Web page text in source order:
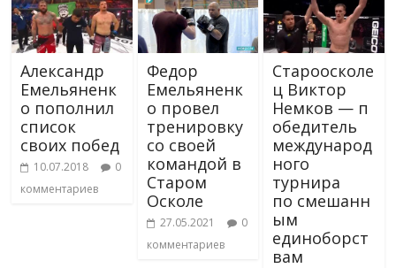
Александр
Емельяненк
о пополнил
список
своих побед
10.07.2018
0
комментариев
Федор
Емельяненк
о провел
тренировку
со своей
командой в
Старом
Осколе
27.05.2021
0
комментариев
Староосколе
ц Виктор
Немков — п
обедитель
международ
ного
турнира
по смешанн
ым
единоборст
вам